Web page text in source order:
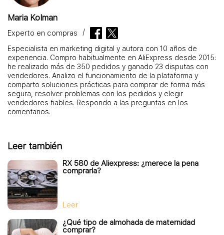
Maria Kolman
Experto en compras
Especialista en marketing digital y autora con 10 años de
experiencia. Compro habitualmente en AliExpress desde 2015:
he realizado más de 350 pedidos y ganado 23 disputas con
vendedores. Analizo el funcionamiento de la plataforma y
comparto soluciones prácticas para comprar de forma más
segura, resolver problemas con los pedidos y elegir
vendedores fiables. Respondo a las preguntas en los
comentarios.
Leer también
RX 580 de Aliexpress: ¿merece la pena
comprarla?
Leer
¿Qué tipo de almohada de maternidad
comprar?